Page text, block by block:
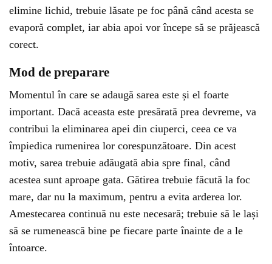
elimine lichid, trebuie lăsate pe foc până când acesta se
evaporă complet, iar abia apoi vor începe să se prăjească
corect.
Mod de preparare
Momentul în care se adaugă sarea este și el foarte
important. Dacă aceasta este presărată prea devreme, va
contribui la eliminarea apei din ciuperci, ceea ce va
împiedica rumenirea lor corespunzătoare. Din acest
motiv, sarea trebuie adăugată abia spre final, când
acestea sunt aproape gata. Gătirea trebuie făcută la foc
mare, dar nu la maximum, pentru a evita arderea lor.
Amestecarea continuă nu este necesară; trebuie să le lași
să se rumenească bine pe fiecare parte înainte de a le
întoarce.